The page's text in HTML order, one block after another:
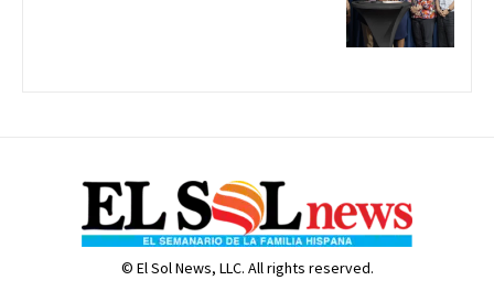
© El Sol News, LLC. All rights reserved.